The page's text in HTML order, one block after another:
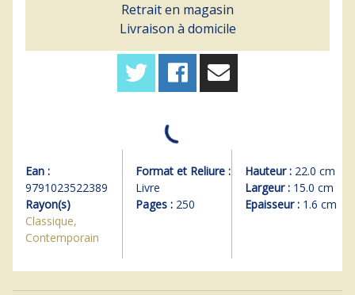
Retrait en magasin
Livraison à domicile
Ean :
9791023522389
Rayon(s)
Classique,
Contemporain
Format et Reliure :
Livre
Pages :250
Hauteur : 22.0 cm
Largeur : 15.0 cm
Epaisseur : 1.6 cm